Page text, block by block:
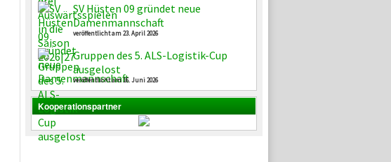
SV Hüsten 09 gründet neue
Damenmannschaft
veröffentlicht am 23. April 2026
Gruppen des 5. ALS-Logistik-Cup
ausgelost
veröffentlicht am 16. Juni 2026
Kooperationspartner